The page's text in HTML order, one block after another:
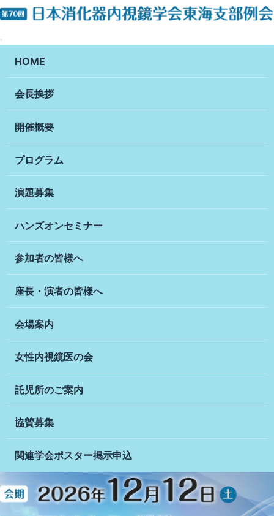
HOME
会長挨拶
開催概要
プログラム
演題募集
ハンズオンセミナー
参加者の皆様へ
座長・演者の皆様へ
会場案内
女性内視鏡医の会
託児所のご案内
協賛募集
関連学会ポスター掲示申込